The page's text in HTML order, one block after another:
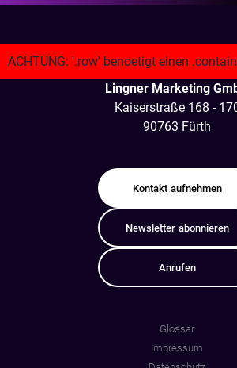
Lingner Marketing
Kaiserstraße 168 -
90763 Fürth
Kontakt aufnehmen
Newsletter abonnieren
Anrufen
Glossar
Impressum